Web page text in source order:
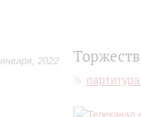
января 2022